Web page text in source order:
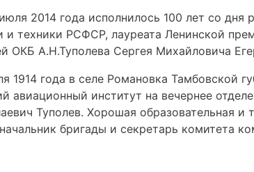
2014 года исполнилось 100 лет со
и техники РСФСР, лауреата Ленинской
ОКБ А.Н.Туполева Сергея Михайловича
1914 года в селе Романовка Тамбовской
авиационный институт на вечернее
Туполев. Хорошая образовательная
бригады и секретарь комитета